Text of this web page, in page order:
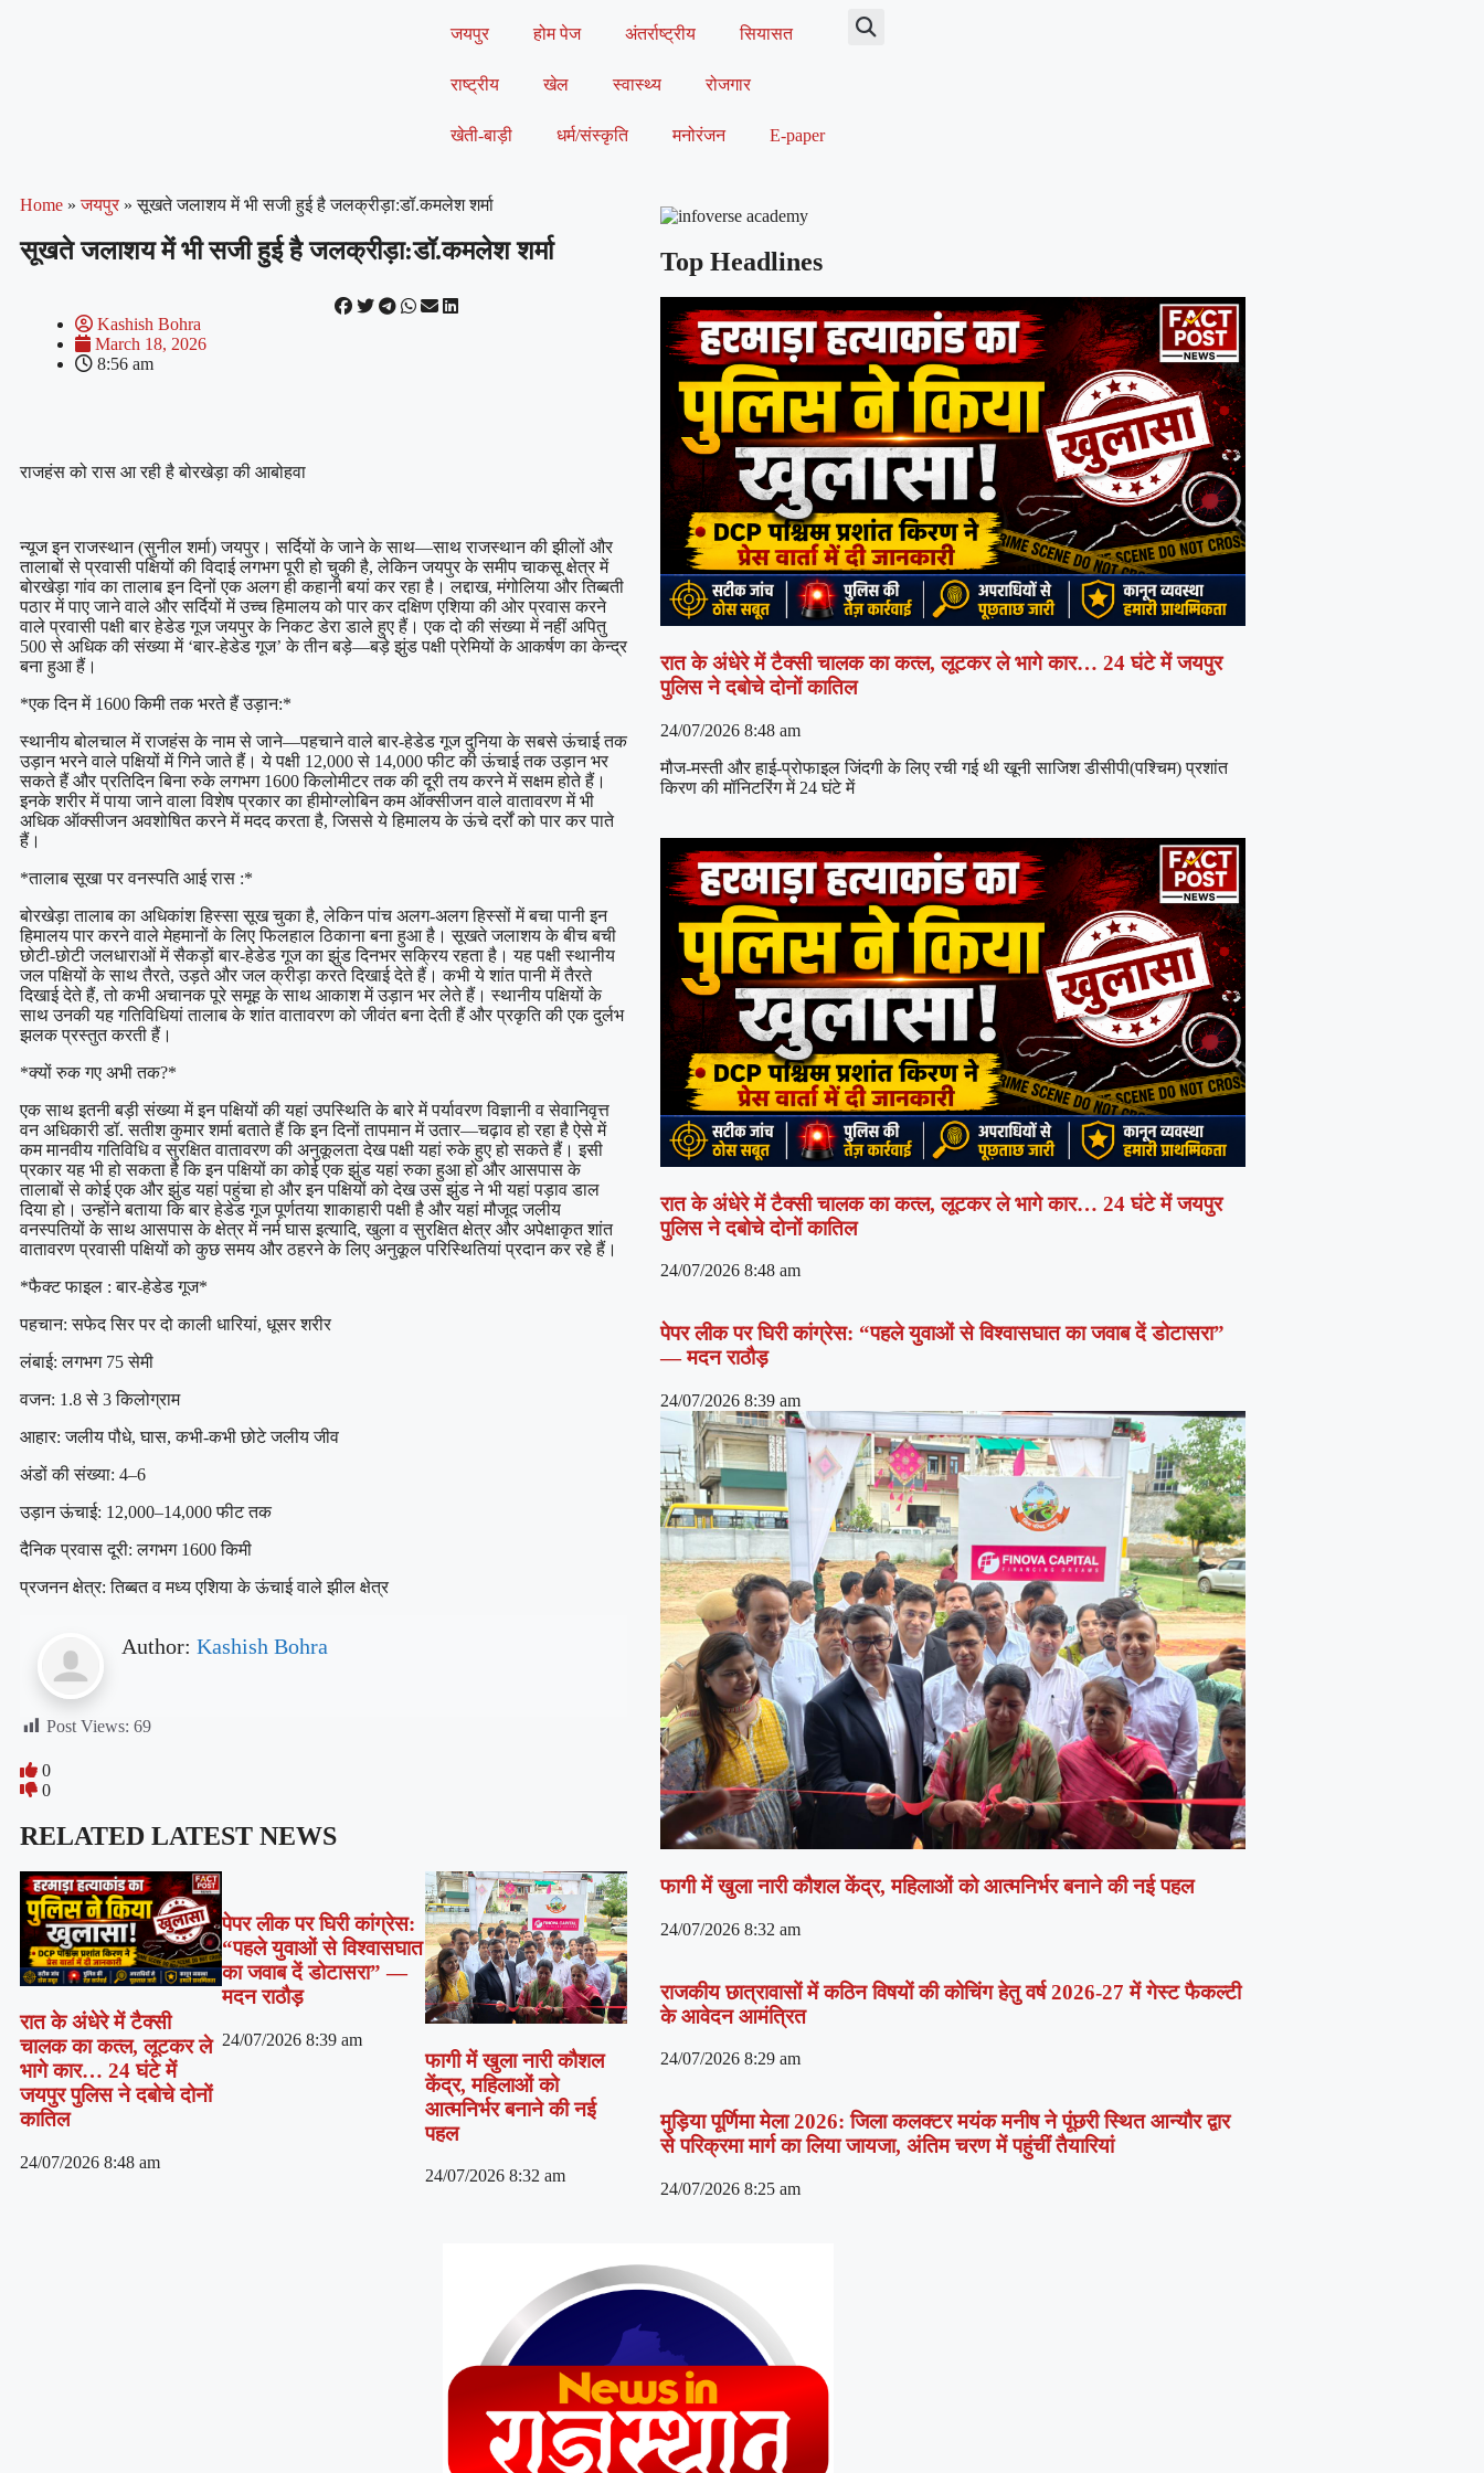
जयपुर होम पेज अंतर्राष्ट्रीय सियासत
राष्ट्रीय खेल स्वास्थ्य रोजगार
खेती-बाड़ी धर्म/संस्कृति मनोरंजन E-paper
Home » जयपुर » सूखते जलाशय में भी सजी हुई है जलक्रीड़ा:डॉ.कमलेश शर्मा
सूखते जलाशय में भी सजी हुई है जलक्रीड़ा:डॉ.कमलेश शर्मा
Kashish Bohra
March 18, 2026
8:56 am
राजहंस को रास आ रही है बोरखेड़ा की आबोहवा
न्यूज इन राजस्थान (सुनील शर्मा) जयपुर। सर्दियों के जाने के साथ—साथ राजस्थान की झीलों और
तालाबों से प्रवासी पक्षियों की विदाई लगभग पूरी हो चुकी है, लेकिन जयपुर के समीप चाकसू क्षेत्र में
बोरखेड़ा गांव का तालाब इन दिनों एक अलग ही कहानी बयां कर रहा है। लद्दाख, मंगोलिया और तिब्बती
पठार में पाए जाने वाले और सर्दियों में उच्च हिमालय को पार कर दक्षिण एशिया की ओर प्रवास करने
वाले प्रवासी पक्षी बार हेडेड गूज जयपुर के निकट डेरा डाले हुए हैं। एक दो की संख्या में नहीं अपितु
500 से अधिक की संख्या में ‘बार-हेडेड गूज’ के तीन बड़े—बड़े झुंड पक्षी प्रेमियों के आकर्षण का केन्द्र
बना हुआ हैं।
*एक दिन में 1600 किमी तक भरते हैं उड़ान:*
स्थानीय बोलचाल में राजहंस के नाम से जाने—पहचाने वाले बार-हेडेड गूज दुनिया के सबसे ऊंचाई तक
उड़ान भरने वाले पक्षियों में गिने जाते हैं। ये पक्षी 12,000 से 14,000 फीट की ऊंचाई तक उड़ान भर
सकते हैं और प्रतिदिन बिना रुके लगभग 1600 किलोमीटर तक की दूरी तय करने में सक्षम होते हैं।
इनके शरीर में पाया जाने वाला विशेष प्रकार का हीमोग्लोबिन कम ऑक्सीजन वाले वातावरण में भी
अधिक ऑक्सीजन अवशोषित करने में मदद करता है, जिससे ये हिमालय के ऊंचे दर्रों को पार कर पाते
हैं।
*तालाब सूखा पर वनस्पति आई रास :*
बोरखेड़ा तालाब का अधिकांश हिस्सा सूख चुका है, लेकिन पांच अलग-अलग हिस्सों में बचा पानी इन
हिमालय पार करने वाले मेहमानों के लिए फिलहाल ठिकाना बना हुआ है। सूखते जलाशय के बीच बची
छोटी-छोटी जलधाराओं में सैकड़ों बार-हेडेड गूज का झुंड दिनभर सक्रिय रहता है। यह पक्षी स्थानीय
जल पक्षियों के साथ तैरते, उड़ते और जल क्रीड़ा करते दिखाई देते हैं। कभी ये शांत पानी में तैरते
दिखाई देते हैं, तो कभी अचानक पूरे समूह के साथ आकाश में उड़ान भर लेते हैं। स्थानीय पक्षियों के
साथ उनकी यह गतिविधियां तालाब के शांत वातावरण को जीवंत बना देती हैं और प्रकृति की एक दुर्लभ
झलक प्रस्तुत करती हैं।
*क्यों रुक गए अभी तक?*
एक साथ इतनी बड़ी संख्या में इन पक्षियों की यहां उपस्थिति के बारे में पर्यावरण विज्ञानी व सेवानिवृत्त
वन अधिकारी डॉ. सतीश कुमार शर्मा बताते हैं कि इन दिनों तापमान में उतार—चढ़ाव हो रहा है ऐसे में
कम मानवीय गतिविधि व सुरक्षित वातावरण की अनुकूलता देख पक्षी यहां रुके हुए हो सकते हैं। इसी
प्रकार यह भी हो सकता है कि इन पक्षियों का कोई एक झुंड यहां रुका हुआ हो और आसपास के
तालाबों से कोई एक और झुंड यहां पहुंचा हो और इन पक्षियों को देख उस झुंड ने भी यहां पड़ाव डाल
दिया हो। उन्होंने बताया कि बार हेडेड गूज पूर्णतया शाकाहारी पक्षी है और यहां मौजूद जलीय
वनस्पतियों के साथ आसपास के क्षेत्र में नर्म घास इत्यादि, खुला व सुरक्षित क्षेत्र और अपेक्षाकृत शांत
वातावरण प्रवासी पक्षियों को कुछ समय और ठहरने के लिए अनुकूल परिस्थितियां प्रदान कर रहे हैं।
*फैक्ट फाइल : बार-हेडेड गूज*
पहचान: सफेद सिर पर दो काली धारियां, धूसर शरीर
लंबाई: लगभग 75 सेमी
वजन: 1.8 से 3 किलोग्राम
आहार: जलीय पौधे, घास, कभी-कभी छोटे जलीय जीव
अंडों की संख्या: 4–6
उड़ान ऊंचाई: 12,000–14,000 फीट तक
दैनिक प्रवास दूरी: लगभग 1600 किमी
प्रजनन क्षेत्र: तिब्बत व मध्य एशिया के ऊंचाई वाले झील क्षेत्र
Author: Kashish Bohra
Post Views: 69
0
0
RELATED LATEST NEWS
रात के अंधेरे में टैक्सी
चालक का कत्ल, लूटकर ले
भागे कार… 24 घंटे में
जयपुर पुलिस ने दबोचे दोनों
कातिल
24/07/2026 8:48 am
पेपर लीक पर घिरी कांग्रेस:
“पहले युवाओं से विश्वासघात
का जवाब दें डोटासरा” —
मदन राठौड़
24/07/20268:39 am
फागी में खुला नारी कौशल
केंद्र, महिलाओं को
आत्मनिर्भर बनाने की नई
पहल
24/07/2026 8:32 am
Top Headlines
रात के अंधेरे में टैक्सी चालक का कत्ल, लूटकर ले भागे कार… 24 घंटे में जयपुर
पुलिस ने दबोचे दोनों कातिल
24/07/2026 8:48 am
मौज-मस्ती और हाई-प्रोफाइल जिंदगी के लिए रची गई थी खूनी साजिश डीसीपी(पश्चिम) प्रशांत
किरण की मॉनिटरिंग में 24 घंटे में
रात के अंधेरे में टैक्सी चालक का कत्ल, लूटकर ले भागे कार… 24 घंटे में जयपुर
पुलिस ने दबोचे दोनों कातिल
24/07/2026 8:48 am
पेपर लीक पर घिरी कांग्रेस: “पहले युवाओं से विश्वासघात का जवाब दें डोटासरा”
— मदन राठौड़
24/07/2026 8:39 am
फागी में खुला नारी कौशल केंद्र, महिलाओं को आत्मनिर्भर बनाने की नई पहल
24/07/2026 8:32 am
राजकीय छात्रावासों में कठिन विषयों की कोचिंग हेतु वर्ष 2026-27 में गेस्ट फैकल्टी
के आवेदन आमंत्रित
24/07/2026 8:29 am
मुड़िया पूर्णिमा मेला 2026: जिला कलक्टर मयंक मनीष ने पूंछरी स्थित आन्यौर द्वार
से परिक्रमा मार्ग का लिया जायजा, अंतिम चरण में पहुंचीं तैयारियां
24/07/2026 8:25 am